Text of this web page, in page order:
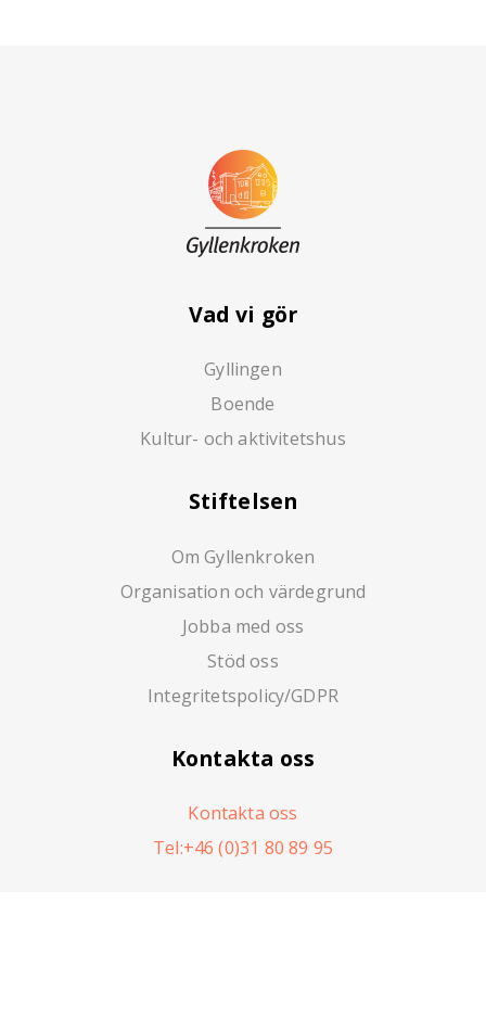
Vad vi gör
Gyllingen
Boende
Kultur- och aktivitetshus
Stiftelsen
Om Gyllenkroken
Organisation och värdegrund
Jobba med oss
Stöd oss
Integritetspolicy/GDPR
Kontakta oss
Kontakta oss
Tel:+46 (0)31 80 89 95